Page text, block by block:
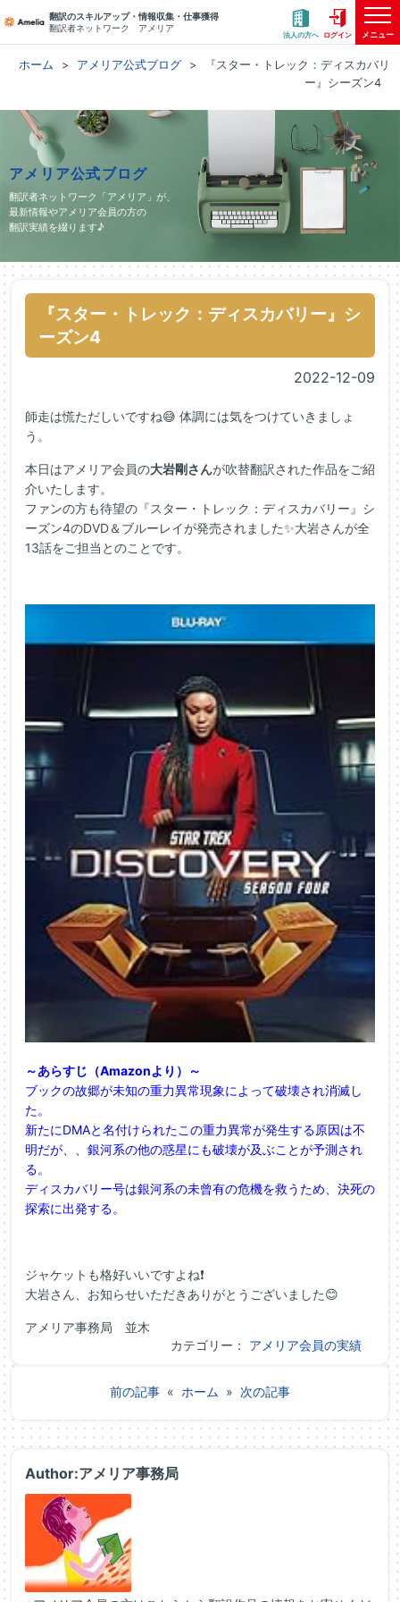
翻訳のスキルアップ・情報収集・仕事獲得
翻訳者ネットワーク アメリア
法人の方へ ログイン メニュー
ホーム アメリア公式ブログ
『スター・トレック：ディスカバリ
ー』シーズン4
アメリア公式ブログ
翻訳者ネットワーク「アメリア」が、
最新情報やアメリア会員の方の
翻訳実績を綴ります♪
『スター・トレック：ディスカバリー』シ
ーズン4
2022-12-09
師走は慌ただしいですね😅 体調には気をつけていきましょ
う。
本日はアメリア会員の大岩剛さんが吹替翻訳された作品をご紹
介いたします。
ファンの方も待望の『スター・トレック：ディスカバリー』シ
ーズン4のDVD＆ブルーレイが発売されました✨大岩さんが全
13話をご担当とのことです。
～あらすじ（Amazonより）～
ブックの故郷が未知の重力異常現象によって破壊され消滅し
た。
新たにDMAと名付けられたこの重力異常が発生する原因は不
明だが、、銀河系の他の惑星にも破壊が及ぶことが予測され
る。
ディスカバリー号は銀河系の未曾有の危機を救うため、決死の
探索に出発する。
ジャケットも格好いいですよね❗
大岩さん、お知らせいただきありがとうございました😊
アメリア事務局 並木
カテゴリー： アメリア会員の実績
前の記事 « ホーム » 次の記事
Author:アメリア事務局